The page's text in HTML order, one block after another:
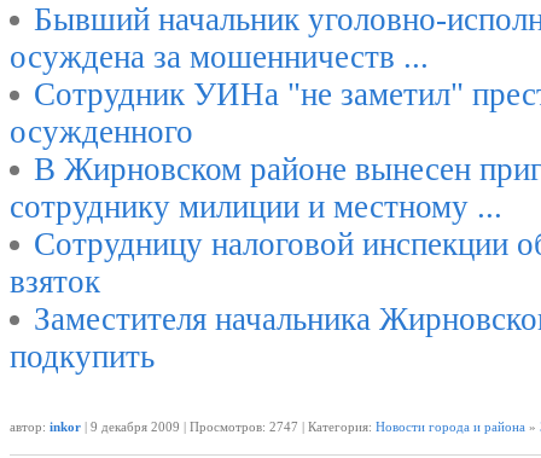
Бывший начальник уголовно-
осуждена за мошенничеств ...
Сотрудник УИНа "не заметил"
осужденного
В Жирновском районе вынесен
сотруднику милиции и местному ...
Сотрудницу налоговой инспекции
взяток
Заместителя начальника
подкупить
автор: inkor | 9 декабря 2009 | Просмотров: 2747 | Категория: Новости города и района »